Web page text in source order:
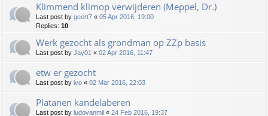
Klimmend klimop verwijderen (Meppel, Dr.)
Last post by geert7 « 05 Apr 2016, 19:00
Replies: 10
Werk gezocht als grondman op ZZp basis
Last post by Jay01 « 02 Apr 2016, 11:47
etw er gezocht
Last post by ivo « 02 Mar 2016, 22:03
Platanen kandelaberen
Last post by ludovanmil « 24 Feb 2016, 19:37